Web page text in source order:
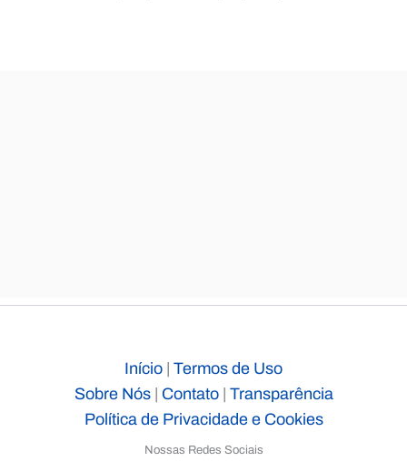
Início | Termos de Uso
Sobre Nós| Contato| Transparência
Política de Privacidade e Cookies
Nossas Redes Sociais